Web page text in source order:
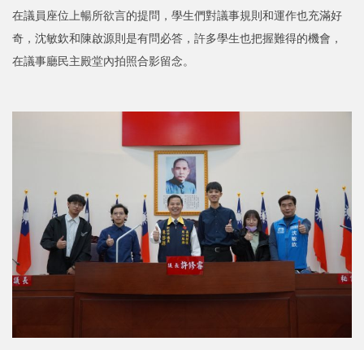
在議員座位上暢所欲言的提問，學生們對議事規則和運作也充滿好
奇，沈敏欽和陳啟源則是有問必答，許多學生也把握難得的機會，
在議事廳民主殿堂內拍照合影留念。